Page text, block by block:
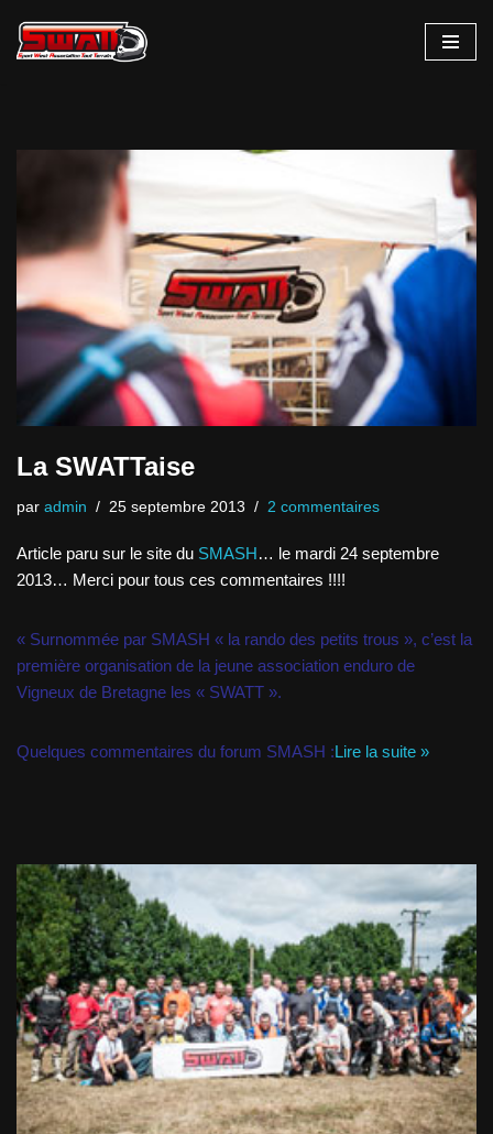
Aller
La SWATTaise
par admin 25 septembre 2013 2 commentaires
Article paru sur le site du SMASH… le mardi 24 septembre
2013… Merci pour tous ces commentaires !!!!
« Surnommée par SMASH « la rando des petits trous », c’est la
première organisation de la jeune association enduro de
Vigneux de Bretagne les « SWATT ».
Quelques commentaires du forum SMASH :Lire la suite »